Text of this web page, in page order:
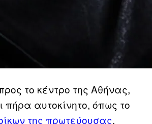
το κέντρο της Αθήνας,
πήρα αυτοκίνητο, όπως το
της πρωτεύουσας.